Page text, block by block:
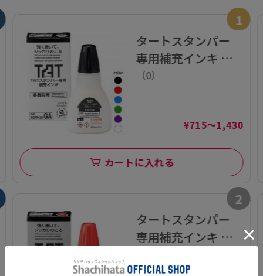
1
タートスタンパー
専用補充インキ 多
目的用 20ml【XQT
（0）
¥715～1,430
カートに入れる
2
タートスタンパー
専用補充インキ 速
【XQTR-20-SGA】